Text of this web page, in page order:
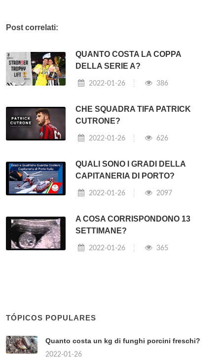
Post correlati:
QUANTO COSTA LA COPPA
DELLA SERIE A?
2022-01-26 386
CHE SQUADRA TIFA PATRICK
CUTRONE?
2022-01-26 626
QUALI SONO I GRADI DELLA
CAPITANERIA DI PORTO?
2022-01-26 2097
A COSA CORRISPONDONO 13
SETTIMANE?
2022-01-26 365
TÓPICOS POPULARES
Quanto costa un kg di funghi porcini freschi?
2022-01-26